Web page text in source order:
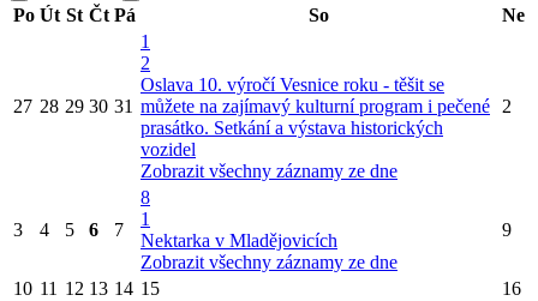
Po Út St Čt Pá So Ne
27 28 29 30 31
1
2
Oslava 10. výročí Vesnice roku - těšit se
můžete na zajímavý kulturní program i pečené
prasátko. Setkání a výstava historických
vozidel
Zobrazit všechny záznamy ze dne
2
3 4 5 6 7
8
1
Nektarka v Mladějovicích
Zobrazit všechny záznamy ze dne
9
10 11 12 13 14 15
16